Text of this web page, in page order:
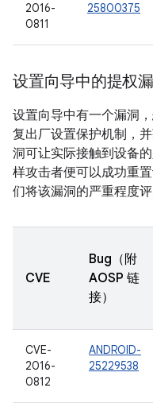
2016-
0811
25800375
设置向导中的提权
设置向导中有一个漏洞
复出厂设置保护机制，
洞可让实际接触到设备
样攻击者便可以成功重
们将该漏洞的严重程度评
CVE
Bug（附
AOSP 链
接）
CVE-
2016-
0812
ANDROID-
25229538